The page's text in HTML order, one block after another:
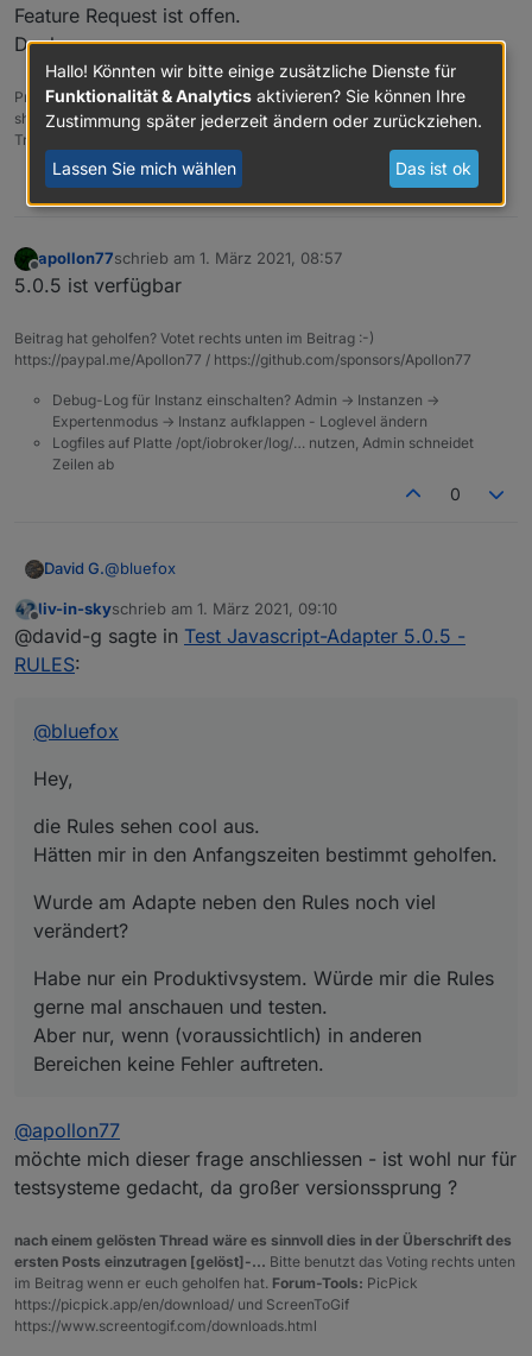
Feature Request ist offen.
Danke
Proxmox 3 Node HA-Cluster Mini-PC N150 mit 32 GB RAM und 3x1TB
shared SSDs via Linstor. VM- iobroker ,OpenCCU / LXC - Adguard,
Traccar, iSpy, Fileserver (emby, MiniDLNA)...etc.
0
Offline
apollon77schrieb am 1. März 2021, 08:57
zuletzt editiert von
5.0.5 ist verfügbar
Beitrag hat geholfen? Votet rechts unten im Beitrag :-)
https://paypal.me/Apollon77 / https://github.com/sponsors/Apollon77
Debug-Log für Instanz einschalten? Admin -> Instanzen ->
Expertenmodus -> Instanz aufklappen - Loglevel ändern
Logfiles auf Platte /opt/iobroker/log/… nutzen, Admin schneidet
Zeilen ab
0
David G.@bluefox
Hey,
verändert?
Bereichen keine Fehler auftreten.
Offline
liv-in-skyschrieb am 1. März 2021, 09:10
zuletzt editiert von
@david-g sagte in Test Javascript-Adapter 5.0.5 -
RULES:
@bluefox
Hey,
die Rules sehen cool aus.
Hätten mir in den Anfangszeiten bestimmt geholfen.
Wurde am Adapte neben den Rules noch viel
verändert?
Habe nur ein Produktivsystem. Würde mir die Rules
gerne mal anschauen und testen.
Aber nur, wenn (voraussichtlich) in anderen
Bereichen keine Fehler auftreten.
@apollon77
möchte mich dieser frage anschliessen - ist wohl nur für
testsysteme gedacht, da großer versionssprung ?
nach einem gelösten Thread wäre es sinnvoll dies in der Überschrift des
ersten Posts einzutragen [gelöst]-... Bitte benutzt das Voting rechts unten
im Beitrag wenn er euch geholfen hat. Forum-Tools: PicPick
https://picpick.app/en/download/ und ScreenToGif
https://www.screentogif.com/downloads.html
Hallo! Könnten wir bitte einige zusätzliche Dienste für
Funktionalität & Analytics aktivieren? Sie können Ihre
Zustimmung später jederzeit ändern oder zurückziehen.
Lassen Sie mich wählen Das ist ok